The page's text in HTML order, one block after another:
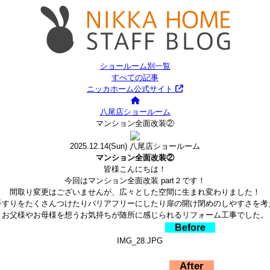
ショールーム別一覧
すべての記事
ニッカホーム公式サイト
八尾店ショールーム
マンション全面改装②
2025.12.14(Sun) 八尾店ショールーム
マンション全面改装②
皆様こんにちは！
今回はマンション全面改装 part２です！
間取り変更はございませんが、広々とした空間に生まれ変わりました！
りをたくさんつけたりバリアフリーにしたり扉の開け閉めのしやすさを
お父様やお母様を想うお気持ちが随所に感じられるリフォーム工事でした。
Before
After